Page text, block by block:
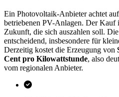
Ein Photovoltaik-Anbieter achtet
betriebenen PV-Anlagen. Der Kauf
Zukunft, die sich auszahlen soll.
entscheidend, insbesondere für
Derzeitig kostet die Erzeugung von
Cent pro Kilowattstunde, also
vom regionalen Anbieter.